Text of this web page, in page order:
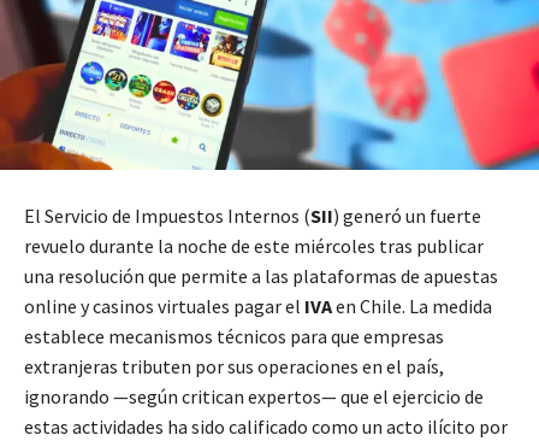
El Servicio de Impuestos Internos (SII) generó un fuerte
revuelo durante la noche de este miércoles tras publicar
una resolución que permite a las plataformas de apuestas
online y casinos virtuales pagar el IVAen Chile. La medida
establece mecanismos técnicos para que empresas
extranjeras tributen por sus operaciones en el país,
ignorando —según critican expertos— que el ejercicio de
estas actividades ha sido calificado como un acto ilícito por